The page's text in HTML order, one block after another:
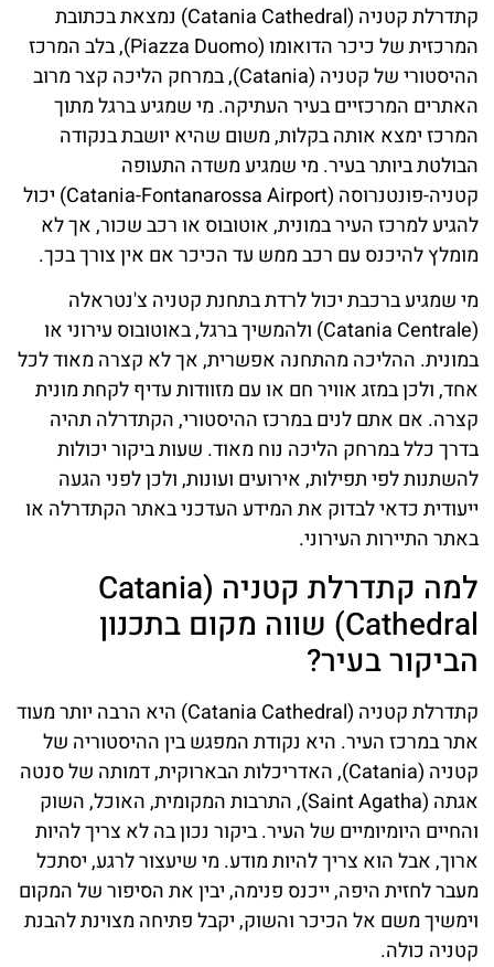
קתדרלת קטניה (Catania Cathedral) נמצאת בכתובת
המרכזית של כיכר הדואומו (Piazza Duomo), בלב המרכז
ההיסטורי של קטניה (Catania), במרחק הליכה קצר מרוב
האתרים המרכזיים בעיר העתיקה. מי שמגיע ברגל מתוך
המרכז ימצא אותה בקלות, משום שהיא יושבת בנקודה
הבולטת ביותר בעיר. מי שמגיע משדה התעופה
קטניה-פונטנרוסה (Catania-Fontanarossa Airport) יכול
להגיע למרכז העיר במונית, אוטובוס או רכב שכור, אך לא
מומלץ להיכנס עם רכב ממש עד הכיכר אם אין צורך בכך.
מי שמגיע ברכבת יכול לרדת בתחנת קטניה צ'נטראלה
(Catania Centrale) ולהמשיך ברגל, באוטובוס עירוני או
במונית. ההליכה מהתחנה אפשרית, אך לא קצרה מאוד לכל
אחד, ולכן במזג אוויר חם או עם מזוודות עדיף לקחת מונית
קצרה. אם אתם לנים במרכז ההיסטורי, הקתדרלה תהיה
בדרך כלל במרחק הליכה נוח מאוד. שעות ביקור יכולות
להשתנות לפי תפילות, אירועים ועונות, ולכן לפני הגעה
ייעודית כדאי לבדוק את המידע העדכני באתר הקתדרלה או
באתר התיירות העירוני.
למה קתדרלת קטניה (Catania
Cathedral) שווה מקום בתכנון
הביקור בעיר?
קתדרלת קטניה (Catania Cathedral) היא הרבה יותר מעוד
אתר במרכז העיר. היא נקודת המפגש בין ההיסטוריה של
קטניה (Catania), האדריכלות הבארוקית, דמותה של סנטה
אגתה (Saint Agatha), התרבות המקומית, האוכל, השוק
והחיים היומיומיים של העיר. ביקור נכון בה לא צריך להיות
ארוך, אבל הוא צריך להיות מודע. מי שיעצור לרגע, יסתכל
מעבר לחזית היפה, ייכנס פנימה, יבין את הסיפור של המקום
וימשיך משם אל הכיכר והשוק, יקבל פתיחה מצוינת להבנת
קטניה כולה.